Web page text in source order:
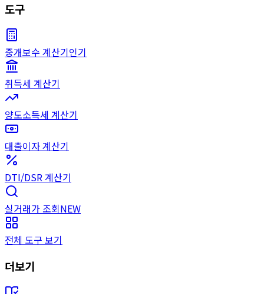
도구
중개보수 계산기인기
취득세 계산기
양도소득세 계산기
대출이자 계산기
DTI/DSR 계산기
실거래가 조회NEW
전체 도구 보기
더보기